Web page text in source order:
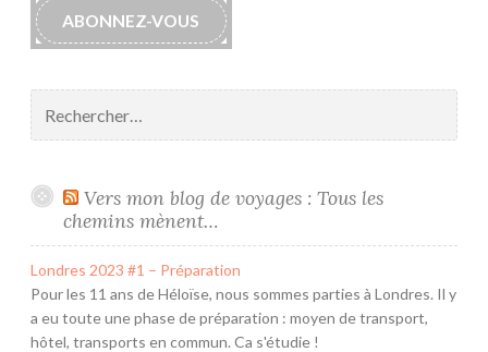
ABONNEZ-VOUS
Vers mon blog de voyages : Tous les
chemins mènent…
Londres 2023 #1 – Préparation
Pour les 11 ans de Héloïse, nous sommes parties à Londres. Il y
a eu toute une phase de préparation : moyen de transport,
hôtel, transports en commun. Ca s'étudie !